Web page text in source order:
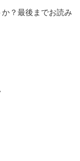
？最後までお読み